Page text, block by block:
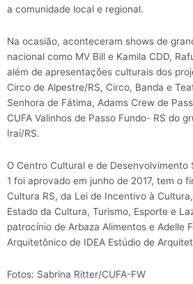
a comunidade local e regional.
Na ocasião, aconteceram shows de
nacional como MV Bill e Kamila CDD,
além de apresentações culturais dos
Circo de Alpestre/RS, Circo, Banda e
Senhora de Fátima, Adams Crew de
CUFA Valinhos de Passo Fundo- RS do
Iraí/RS.
O Centro Cultural e de Desenvolvimento
1 foi aprovado em junho de 2017, tem o
Cultura RS, da Lei de Incentivo à
Estado da Cultura, Turismo, Esporte e
patrocínio de Arbaza Alimentos e Adelle
Arquitetônico de IDEA Estúdio de
Fotos: Sabrina Ritter/CUFA-FW